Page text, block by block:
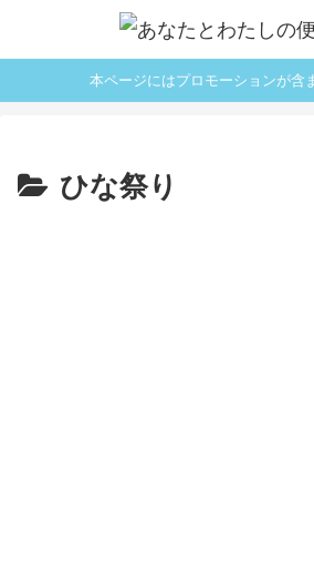
本ページにはプロモーションが含
ひな祭り